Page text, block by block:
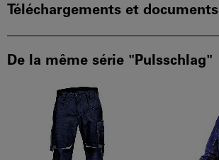
Téléchargements et documents
De la même série "Pulsschlag"